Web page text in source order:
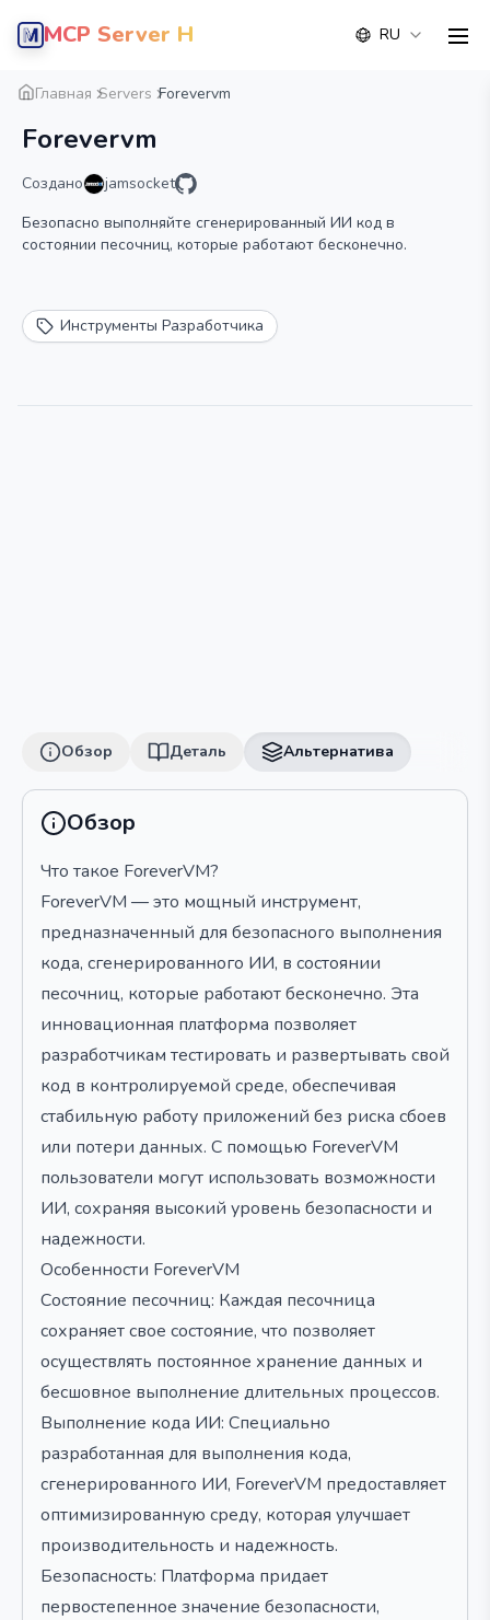
MCP Server Hub RU
Главная Servers Forevervm
Forevervm
Создано
jamsocket
Безопасно выполняйте сгенерированный ИИ код в
состоянии песочниц, которые работают бесконечно.
Инструменты Разработчика
Обзор Деталь
Обзор Деталь Альтернатива
Обзор
Что такое ForeverVM?
ForeverVM — это мощный инструмент,
предназначенный для безопасного выполнения
кода, сгенерированного ИИ, в состоянии
песочниц, которые работают бесконечно. Эта
инновационная платформа позволяет
разработчикам тестировать и развертывать свой
код в контролируемой среде, обеспечивая
стабильную работу приложений без риска сбоев
или потери данных. С помощью ForeverVM
пользователи могут использовать возможности
ИИ, сохраняя высокий уровень безопасности и
надежности.
Особенности ForeverVM
Состояние песочниц: Каждая песочница
сохраняет свое состояние, что позволяет
осуществлять постоянное хранение данных и
бесшовное выполнение длительных процессов.
Выполнение кода ИИ: Специально
разработанная для выполнения кода,
сгенерированного ИИ, ForeverVM предоставляет
оптимизированную среду, которая улучшает
производительность и надежность.
Безопасность: Платформа придает
первостепенное значение безопасности,